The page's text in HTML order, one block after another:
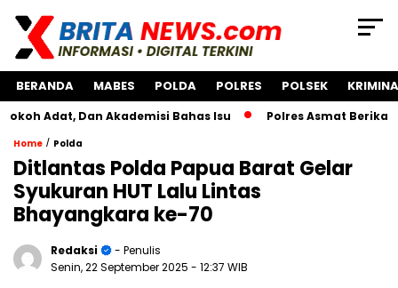
BERANDA MABES POLDA POLRES POLSEK
Dan Akademisi Bahas Isu Polres Asmat Berikan Bantuan
Home / Polda
Ditlantas Polda Papua Barat Gelar
Syukuran HUT Lalu Lintas
Bhayangkara ke-70
Redaksi
- Penulis
Senin, 22 September 2025 - 12:37 WIB